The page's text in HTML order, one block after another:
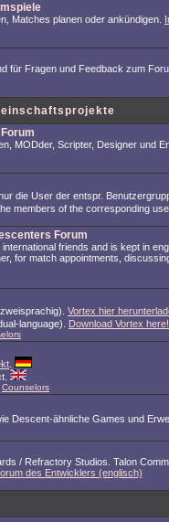
Matches planen oder ankündigen.
für Fragen und Feedback zum
MODder, Scripter, Designer und
die User der entspr.
members of the corresponding
Forum
friends and is kept in
for match appointments,
Vortex hier
language). Download Vortex here!
Counselors
Descent-ähnliche Games und
/ Refractory Studios. Talon
des Entwicklers (englisch)